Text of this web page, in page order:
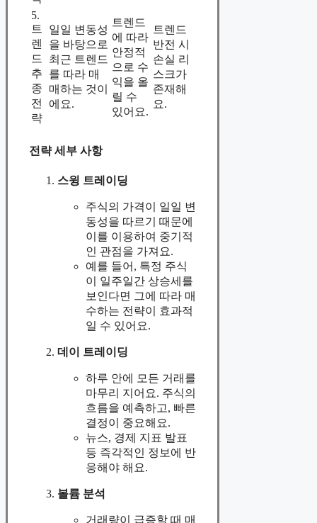
5.
트
렌
드
추
종
전
략
일일 변동성
을 바탕으로
최근 트렌드
를 따라 매
매하는 것이
에요.
트렌드
에 따라
안정적
으로 수
익을 올
릴 수
있어요.
트렌드
반전 시
손실 리
스크가
존재해
요.
전략 세부 사항
스윙 트레이딩
주식의 가격이 일일 변
동성을 따르기 때문에
이를 이용하여 중기적
인 관점을 가져요.
예를 들어, 특정 주식
이 일주일간 상승세를
보인다면 그에 따라 매
수하는 전략이 효과적
일 수 있어요.
데이 트레이딩
하루 안에 모든 거래를
마무리 지어요. 주식의
흐름을 예측하고, 빠른
결정이 중요해요.
뉴스, 경제 지표 발표
등 즉각적인 정보에 반
응해야 해요.
볼륨 분석
거래량이 급증할 때 매